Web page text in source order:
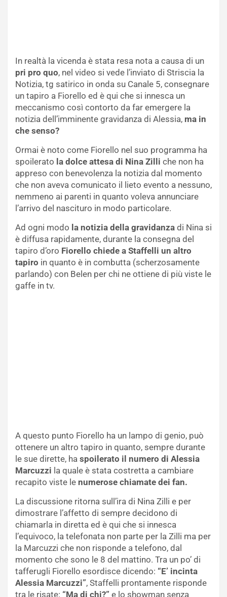
In realtà la vicenda è stata resa nota a causa di un
pri pro quo, nel video si vede l’inviato di Striscia la
Notizia, tg satirico in onda su Canale 5, consegnare
un tapiro a Fiorello ed è qui che si innesca un
meccanismo così contorto da far emergere la
notizia dell’imminente gravidanza di Alessia, ma in
che senso?
Ormai è noto come Fiorello nel suo programma ha
spoilerato la dolce attesa di Nina Zilli che non ha
appreso con benevolenza la notizia dal momento
che non aveva comunicato il lieto evento a nessuno,
nemmeno ai parenti in quanto voleva annunciare
l’arrivo del nascituro in modo particolare.
Ad ogni modo la notizia della gravidanza di Nina si
è diffusa rapidamente, durante la consegna del
tapiro d’oro Fiorello chiede a Staffelli un altro
tapiro in quanto è in combutta (scherzosamente
parlando) con Belen per chi ne ottiene di più viste le
gaffe in tv.
A questo punto Fiorello ha un lampo di genio, può
ottenere un altro tapiro in quanto, sempre durante
le sue dirette, ha spoilerato il numero di Alessia
Marcuzzi la quale è stata costretta a cambiare
recapito viste le numerose chiamate dei fan.
La discussione ritorna sull’ira di Nina Zilli e per
dimostrare l’affetto di sempre decidono di
chiamarla in diretta ed è qui che si innesca
l’equivoco, la telefonata non parte per la Zilli ma per
la Marcuzzi che non risponde a telefono, dal
momento che sono le 8 del mattino. Tra un po’ di
tafferugli Fiorello esordisce dicendo: “E’ incinta
Alessia Marcuzzi”, Staffelli prontamente risponde
tra le risate: “Ma di chi?” e lo showman senza